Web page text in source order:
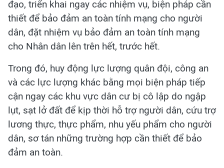
đạo, triển khai ngay các nhiệm vụ, biện pháp cần
thiết để bảo đảm an toàn tính mạng cho người
dân, đặt nhiệm vụ bảo đảm an toàn tính mạng
cho Nhân dân lên trên hết, trước hết.
Trong đó, huy động lực lượng quân đội, công an
và các lực lượng khác bằng mọi biện pháp tiếp
cận ngay các khu vực dân cư bị cô lập do ngập
lụt, sạt lở đất để kịp thời hỗ trợ người dân, cứu trợ
lương thực, thực phẩm, nhu yếu phẩm cho người
dân, sơ tán những trường hợp cần thiết để bảo
đảm an toàn.